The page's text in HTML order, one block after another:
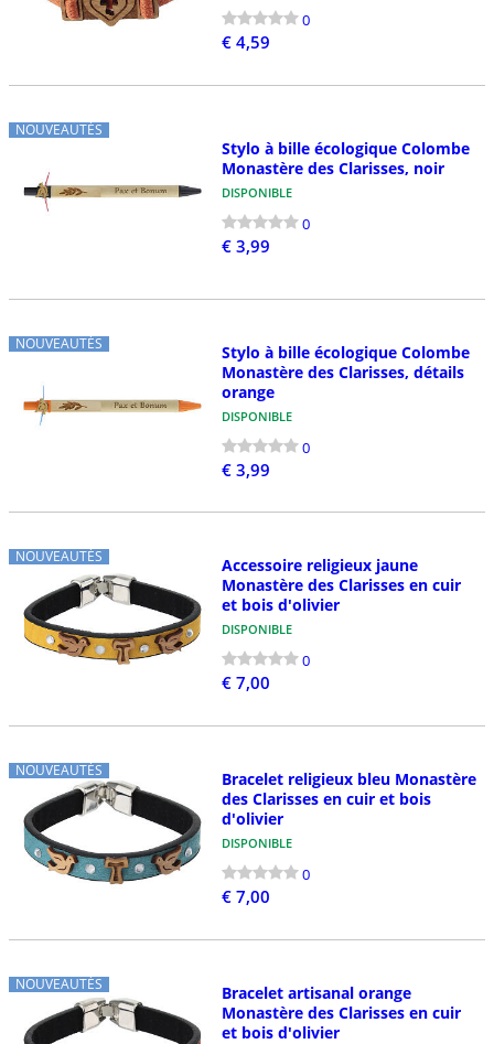
0
€ 4,59
NOUVEAUTÉS
Stylo à bille écologique Colombe
Monastère des Clarisses, noir
DISPONIBLE
0
€ 3,99
NOUVEAUTÉS
Stylo à bille écologique Colombe
Monastère des Clarisses, détails
orange
DISPONIBLE
0
€ 3,99
NOUVEAUTÉS
Accessoire religieux jaune
Monastère des Clarisses en cuir
et bois d'olivier
DISPONIBLE
0
€ 7,00
NOUVEAUTÉS
Bracelet religieux bleu Monastère
des Clarisses en cuir et bois
d'olivier
DISPONIBLE
0
€ 7,00
NOUVEAUTÉS
Bracelet artisanal orange
Monastère des Clarisses en cuir
et bois d'olivier